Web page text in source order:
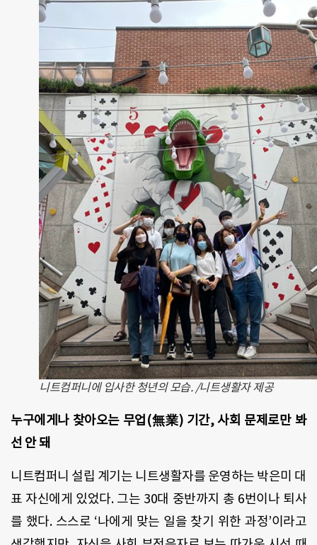
니트컴퍼니에 입사한 청년의 모습. /니트생활자 제공
누구에게나 찾아오는 무업(無業) 기간, 사회 문제로만 봐
선 안 돼
니트컴퍼니 설립 계기는 니트생활자를 운영하는 박은미 대
표 자신에게 있었다. 그는 30대 중반까지 총 6번이나 퇴사
를 했다. 스스로 ‘나에게 맞는 일을 찾기 위한 과정’이라고